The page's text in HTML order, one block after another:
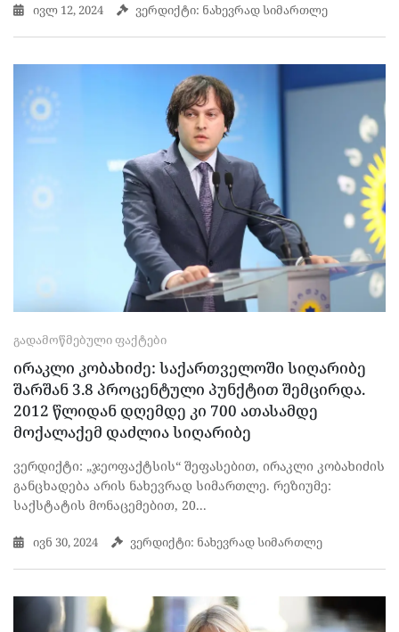
ივლ 12, 2024 ვერდიქტი: ნახევრად სიმართლე
ᲒᲐᲓᲐᲛᲝᲬᲛᲔᲑᲣᲚᲘ ᲤᲐᲥᲢᲔᲑᲘ
ირაკლი კობახიძე: საქართველოში სიღარიბე
შარშან 3.8 პროცენტული პუნქტით შემცირდა.
2012 წლიდან დღემდე კი 700 ათასამდე
მოქალაქემ დაძლია სიღარიბე
ვერდიქტი: „ჯეოფაქტსის“ შეფასებით, ირაკლი კობახიძის
განცხადება არის ნახევრად სიმართლე. რეზიუმე:
საქსტატის მონაცემებით, 20...
ივნ 30, 2024 ვერდიქტი: ნახევრად სიმართლე